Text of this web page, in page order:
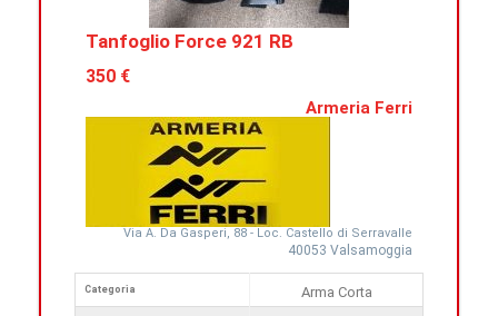
Tanfoglio Force 921 RB
350 €
Armeria Ferri
Via A. Da Gasperi, 88 - Loc. Castello di Serravalle
40053 Valsamoggia
Categoria
Arma Corta